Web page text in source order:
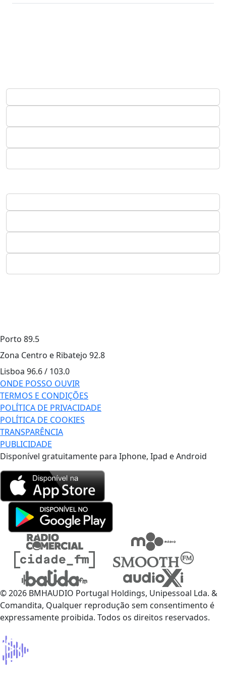
Porto 89.5
Zona Centro e Ribatejo 92.8
Lisboa 96.6 / 103.0
ONDE POSSO OUVIR
TERMOS E CONDIÇÕES
POLÍTICA DE PRIVACIDADE
POLÍTICA DE COOKIES
TRANSPARÊNCIA
PUBLICIDADE
Disponível gratuitamente para Iphone, Ipad e Android
© 2026 BMHAUDIO Portugal Holdings, Unipessoal Lda. &
Comandita, Qualquer reprodução sem consentimento é
expressamente proibida. Todos os direitos reservados.